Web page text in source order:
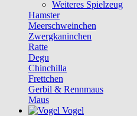
Weiteres Spielzeug
Hamster
Meerschweinchen
Zwergkaninchen
Ratte
Degu
Chinchilla
Frettchen
Gerbil & Rennmaus
Maus
Vogel